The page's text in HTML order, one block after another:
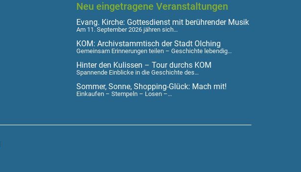
Neu eingetragene Veranstaltungen
Evang. Kirche: Gottesdienst mit berührender Musik
Am 11. September 2026 jähren sich…
KOM: Archivstammtisch der Stadt Olching
Gemeinsam Erinnerungen teilen – Geschichte lebendig…
Hinter den Kulissen – Tour durchs KOM
Spannende Einblicke in die Geschichte des…
Sommer, Sonne, Shopping-Glück: Mach mit!
Einkaufen – Stempeln – Losen –…